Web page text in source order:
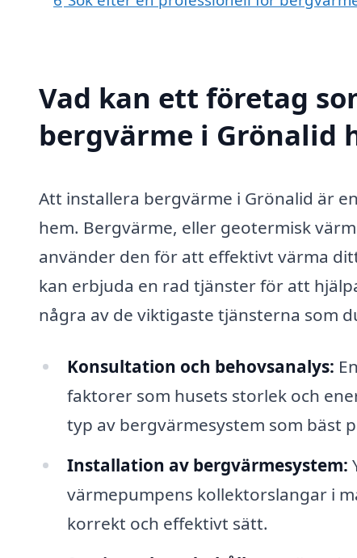
Vad kan ett företag
bergvärme i Grönalid
Att installera bergvärme i Grönalid är
hem. Bergvärme, eller geotermisk
använder den för att effektivt värma
kan erbjuda en rad tjänster för att
några av de viktigaste tjänsterna som
Konsultation och behovsanalys:
faktorer som husets storlek och
typ av bergvärmesystem som bäst
Installation av bergvärmesystem:
värmepumpens kollektorslangar i
korrekt och effektivt sätt.